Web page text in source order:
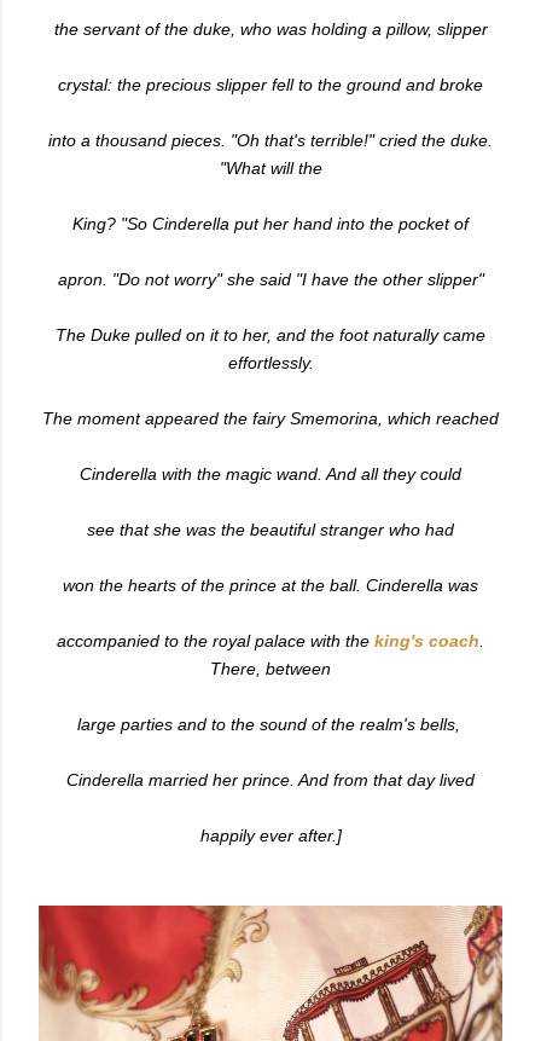
the servant of the duke, who was holding a pillow, slipper
crystal: the precious slipper fell to the ground and broke
into a thousand pieces. "Oh that's terrible!" cried the duke.
"What will the
King? "So Cinderella put her hand into the pocket of
apron. "Do not worry" she said "I have the other slipper"
The Duke pulled on it to her, and the foot naturally came
effortlessly.
The moment appeared the fairy Smemorina, which reached
Cinderella with the magic wand. And all they could
see that she was the beautiful stranger who had
won the hearts of the prince at the ball. Cinderella was
accompanied to the royal palace with the king's coach
There, between
large parties and to the sound of the realm's bells,
Cinderella married her prince. And from that day lived
happily ever after.]